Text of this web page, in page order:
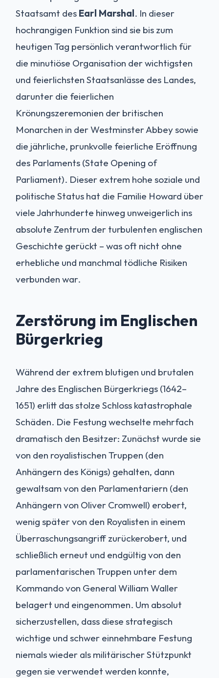
Staatsamt des Earl Marshal. In dieser
hochrangigen Funktion sind sie bis zum
heutigen Tag persönlich verantwortlich für
die minutiöse Organisation der wichtigsten
und feierlichsten Staatsanlässe des Landes,
darunter die feierlichen
Krönungszeremonien der britischen
Monarchen in der Westminster Abbey sowie
die jährliche, prunkvolle feierliche Eröffnung
des Parlaments (State Opening of
Parliament). Dieser extrem hohe soziale und
politische Status hat die Familie Howard über
viele Jahrhunderte hinweg unweigerlich ins
absolute Zentrum der turbulenten englischen
Geschichte gerückt – was oft nicht ohne
erhebliche und manchmal tödliche Risiken
verbunden war.
Zerstörung im Englischen
Bürgerkrieg
Während der extrem blutigen und brutalen
Jahre des Englischen Bürgerkriegs (1642–
1651) erlitt das stolze Schloss katastrophale
Schäden. Die Festung wechselte mehrfach
dramatisch den Besitzer: Zunächst wurde sie
von den royalistischen Truppen (den
Anhängern des Königs) gehalten, dann
gewaltsam von den Parlamentariern (den
Anhängern von Oliver Cromwell) erobert,
wenig später von den Royalisten in einem
Überraschungsangriff zurückerobert, und
schließlich erneut und endgültig von den
parlamentarischen Truppen unter dem
Kommando von General William Waller
belagert und eingenommen. Um absolut
sicherzustellen, dass diese strategisch
wichtige und schwer einnehmbare Festung
niemals wieder als militärischer Stützpunkt
gegen sie verwendet werden konnte,